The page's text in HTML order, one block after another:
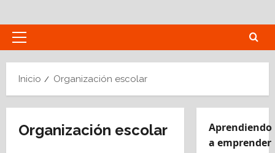
al
contenido
Menú
Inicio
Organización escolar
Organización escolar
Aprendiendo
a emprender